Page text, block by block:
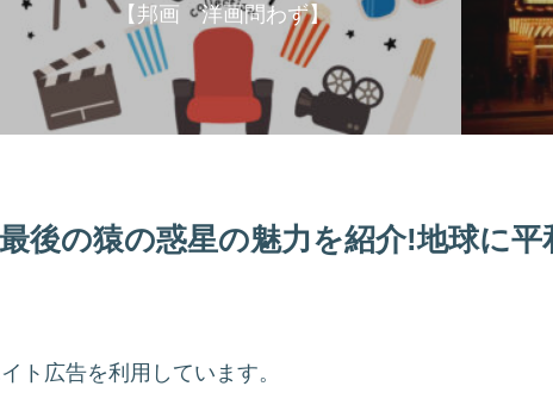
【邦画 洋画問わず】
後の猿の惑星の魅力を紹介!地球に平
ト広告を利用しています。